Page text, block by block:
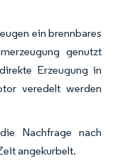
ein brennbares
genutzt
Erzeugung in
veredelt werden
Nachfrage nach
angekurbelt.